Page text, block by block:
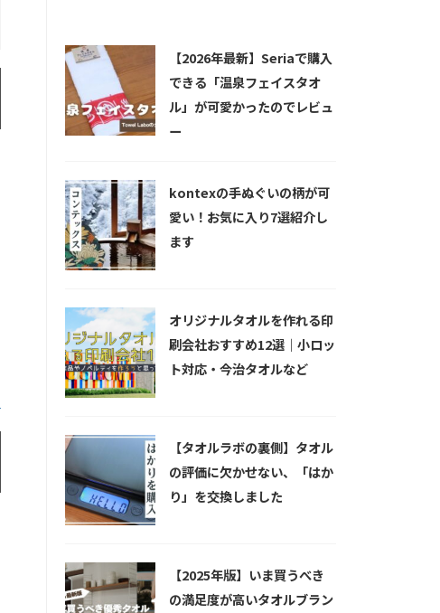
【2026年最新】Seriaで購入
できる「温泉フェイスタオ
ル」が可愛かったのでレビュ
ー
kontexの手ぬぐいの柄が可
愛い！お気に入り7選紹介し
ます
オリジナルタオルを作れる印
刷会社おすすめ12選｜小ロッ
ト対応・今治タオルなど
【タオルラボの裏側】タオル
の評価に欠かせない、「はか
り」を交換しました
【2025年版】いま買うべき
の満足度が高いタオルブラン